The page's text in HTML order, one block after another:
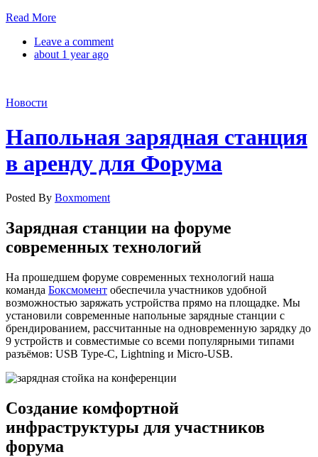
Read More
Leave a comment
about 1 year ago
Новости
Напольная зарядная станция
в аренду для Форума
Posted By Boxmoment
Зарядная станции на форуме
современных технологий
На прошедшем форуме современных технологий наша
команда Боксмомент обеспечила участников удобной
возможностью заряжать устройства прямо на площадке. Мы
установили современные напольные зарядные станции с
брендированием, рассчитанные на одновременную зарядку до
9 устройств и совместимые со всеми популярными типами
разъёмов: USB Type-C, Lightning и Micro-USB.
Создание комфортной
инфраструктуры для участников
форума